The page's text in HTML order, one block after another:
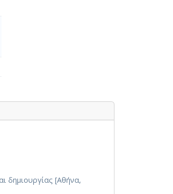
δημιουργίας [Αθήνα,